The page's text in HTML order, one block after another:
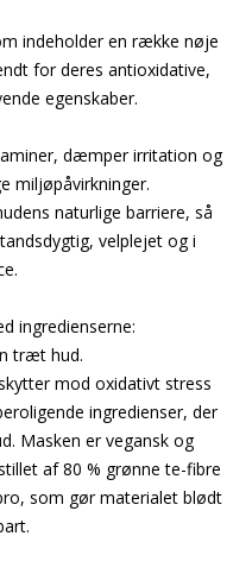
indeholder en række nøje
for deres antioxidative,
egenskaber.
dæmper irritation og
miljøpåvirkninger.
naturlige barriere, så
velplejet og i
ingredienserne:
træt hud.
mod oxidativt stress
ingredienser, der
Masken er vegansk og
af 80 % grønne te-fibre
som gør materialet blødt